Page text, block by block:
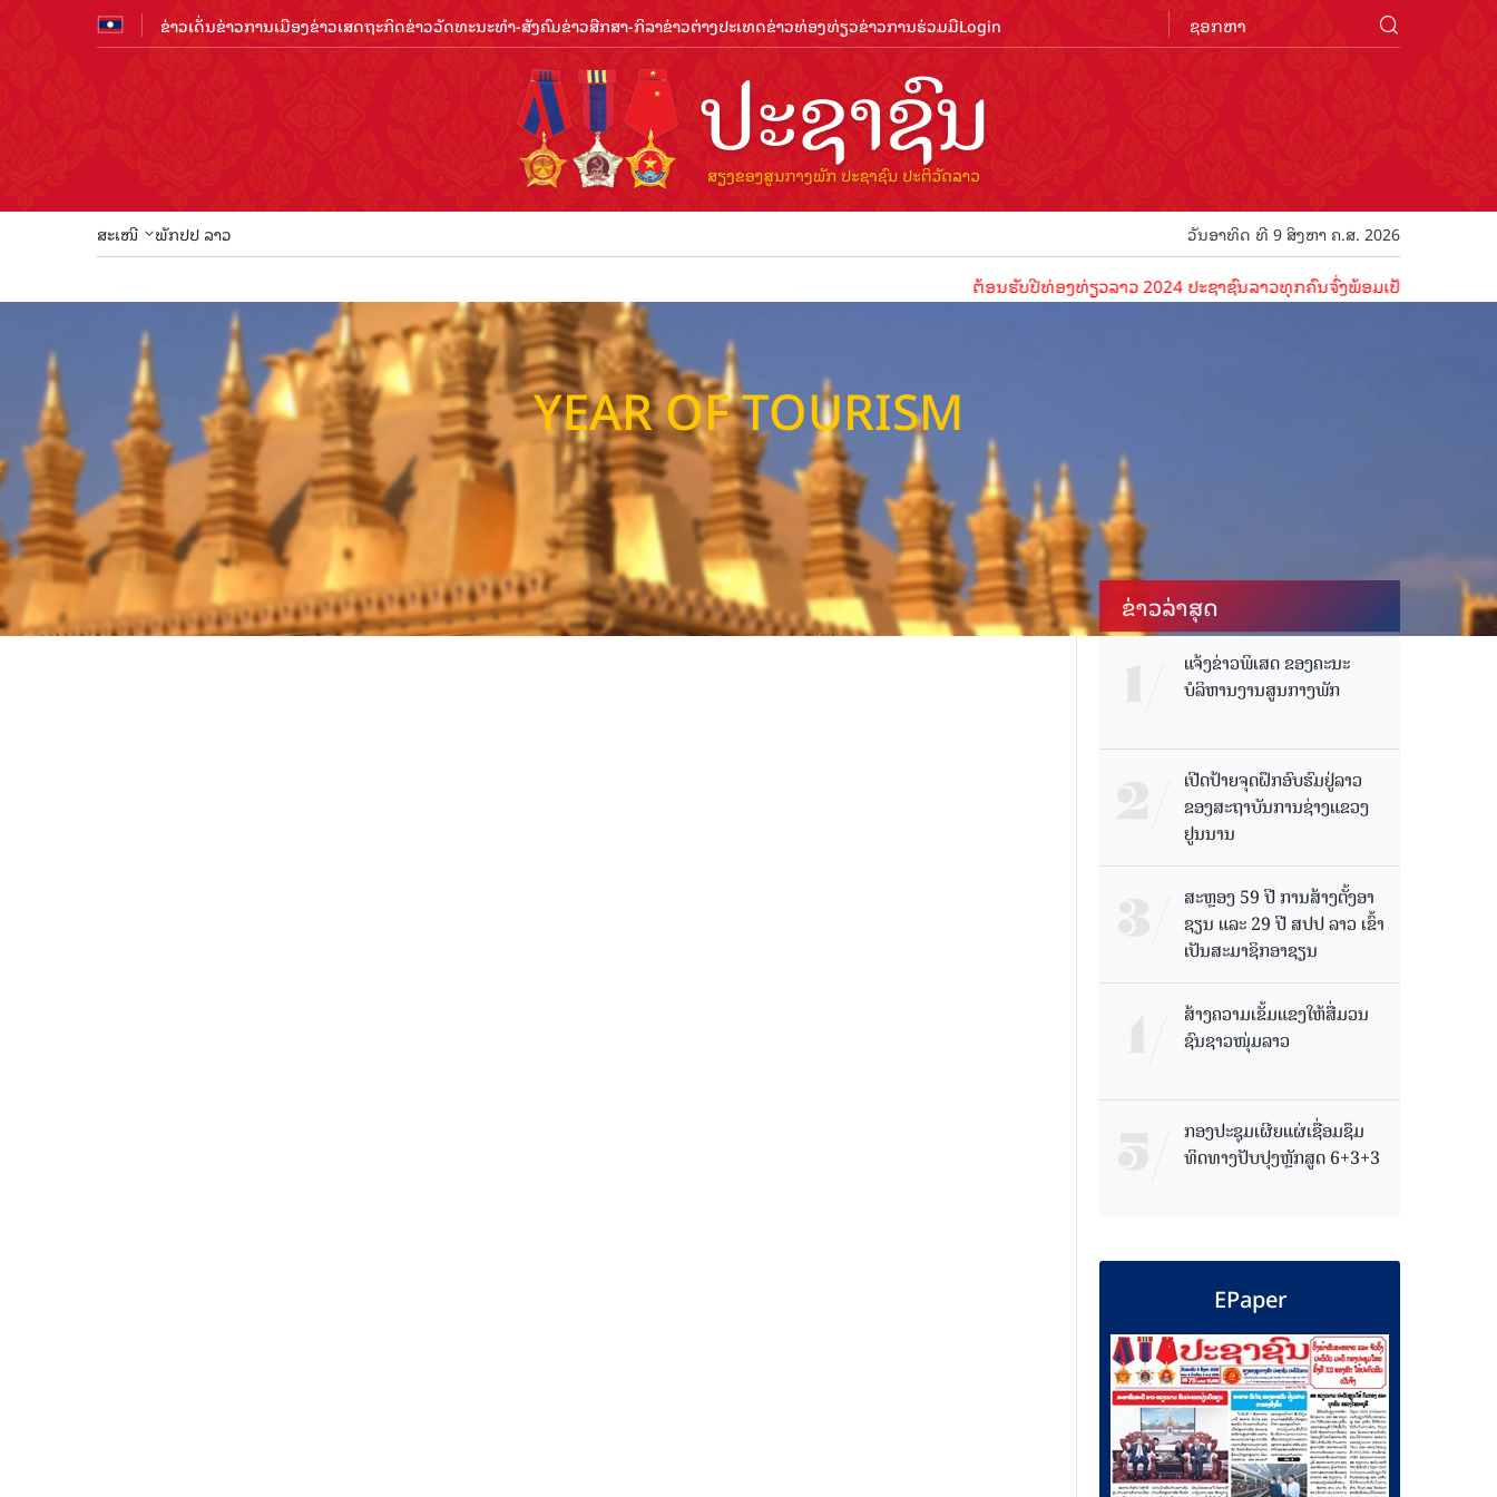
ຂ່າວເດັ່ນຂ່າວການເມືອງຂ່າວເສດຖະກິດຂ່າວວັດທະນະທຳ-ສັງຄົມຂ່າວສືກສາ-ກິລາຂ່າວຕ່າງປະເທດຂ່າວທ່ອງທ່ຽວຂ່າວການຮ່ວມມືLogin
ສະເໜີ ພັກປປ ລາວ ວັນອາທິດ ທີ 9 ສິງຫາ ຄ.ສ. 2026
ຕ້ອນຮັບປີທ່ອງທ່ຽວລາວ 2024 ປະຊາຊົນລາວທຸກຄົນຈົ່ງພ້ອມເປັນເຈົ້າພາບທີ່ດີ ຕ້
YEAR OF TOURISM
ຂ່າວ​ລ່າ​ສຸດ
ແຈ້ງຂ່າວພິເສດ ຂອງຄະນະ
ບໍລິຫານງານສູນກາງພັກ
ເປີດປ້າຍຈຸດຝຶກອົບຮົມຢູ່ລາວ
ຂອງສະຖາບັນການຊ່າງແຂວງ
ຢູນນານ
ສະຫຼອງ 59 ປີ ການສ້າງຕັ້ງອາ
ຊຽນ ແລະ 29 ປີ ສປປ ລາວ ເຂົ້າ
ເປັນສະມາຊິກອາຊຽນ
ສ້າງຄວາມເຂັ້ມແຂງໃຫ້ສື່ມວນ
ຊົນຊາວໜຸ່ມລາວ
ກອງປະຊຸມເຜີຍແຜ່ເຊື່ອມຊຶມ
ທິດທາງປັບປຸງຫຼັກສູດ 6+3+3
EPaper